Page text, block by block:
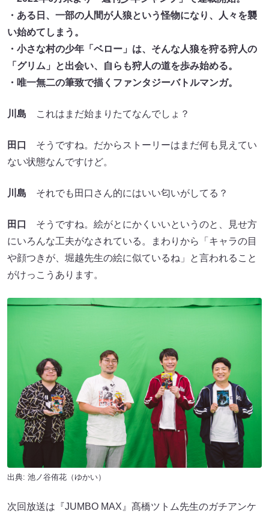
・ある日、一部の人間が人狼という怪物になり、人々を襲
い始めてしまう。
・小さな村の少年「ベロー」は、そんな人狼を狩る狩人の
「グリム」と出会い、自らも狩人の道を歩み始める。
・唯一無二の筆致で描くファンタジーバトルマンガ。
川島 これはまだ始まりたてなんでしょ？
田口
そうですね。だからストーリーはまだ何も見えてい
ない状態なんですけど。
川島 それでも田口さん的にはいい匂いがしてる？
田口
そうですね。絵がとにかくいいというのと、見せ方
にいろんな工夫がなされている。まわりから「キャラの目
や顔つきが、堀越先生の絵に似ているね」と言われること
がけっこうあります。
出典: 池ノ谷侑花（ゆかい）
次回放送は『JUMBO MAX』髙橋ツトム先生のガチアンケ